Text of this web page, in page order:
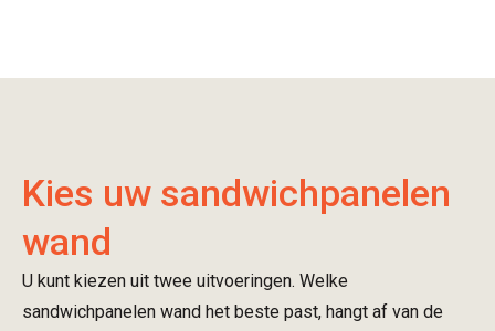
Kies uw sandwichpanelen
wand
U kunt kiezen uit twee uitvoeringen. Welke
sandwichpanelen wand het beste past, hangt af van de